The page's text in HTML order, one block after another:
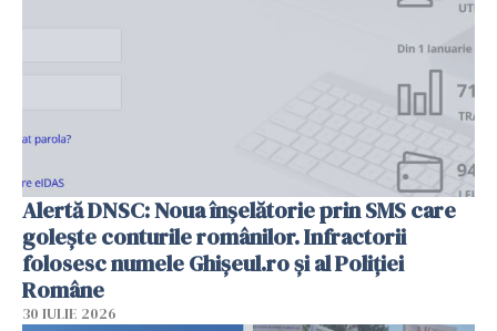
Alertă DNSC: Noua înșelătorie prin SMS care
golește conturile românilor. Infractorii
folosesc numele Ghișeul.ro și al Poliției
Române
30 IULIE 2026